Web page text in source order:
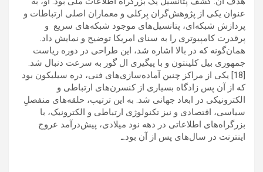
عنوان یکی از پژوهش‌گران بِرکلی و معماران اصلی ارتباطات و
پردازش شبکه‌ای، پتانسیل‌های موجود شبکه‌های سریع و
پرقدرت کامپیوتری را به سنای امریکا توضیح و نمایش داد.
همان‌گونه که در بالا اشاره شد، این طراحی در دوره ریاست
جمهوری بیل کلینتون و با پیگیری ال گور به سرعت دنبال شد.
[18] یکی از مراکز چنین آماده‌سازی‌های فنی، دره سیلیکون بود
که از آن پس زادگاه بسیاری از کنسرن‌های ارتباطی و
الکترونیکی در ابعاد جهانی شد. به این ترتیب، حلقه‌های منفصلِ
سیاسی، اقتصادی و نیز تکنولوژی ارتباطی و الکترونیک، با
بزرگراه‌های اطلاعاتی در دهه نود میلادی، پیش‌درآمد عروج
اینترنت در سال‌های پس از آن بود.ـ